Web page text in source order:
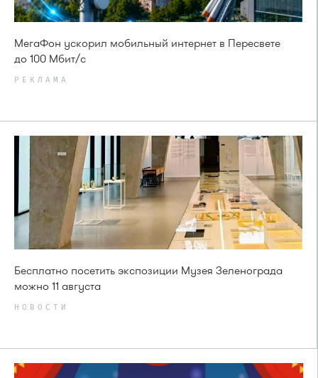
МегаФон ускорил мобильный интернет в Пересвете
до 100 Мбит/с
РЕКЛАМА
Бесплатно посетить экспозиции Музея Зеленограда
можно 11 августа
НОВОСТИ